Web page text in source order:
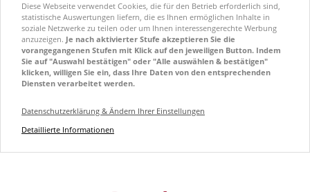
Diese Webseite verwendet Cookies, die für den Betrieb erforderlich sind,
statistische Auswertungen liefern, die es Ihnen ermöglichen Inhalte in
soziale Netzwerke zu teilen oder um Ihnen interessengerechte Werbung
anzuzeigen. Je nach aktivierter Stufe akzeptieren Sie die
vorangegangenen Stufen mit Klick auf den jeweiligen Button. Indem
Sie auf "Auswahl bestätigen" oder "Alle auswählen & bestätigen"
klicken, willigen Sie ein, dass Ihre Daten von den entsprechenden
Diensten verarbeitet werden.
Datenschutzerklärung & Ändern Ihrer Einstellungen
Detaillierte Informationen